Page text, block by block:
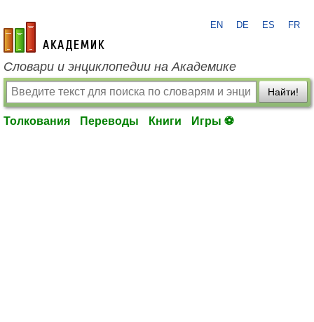
academic.ru
EN DE ES FR
Словари и энциклопедии на Академике
Найти!
Толкования Переводы Книги Игры ⚽